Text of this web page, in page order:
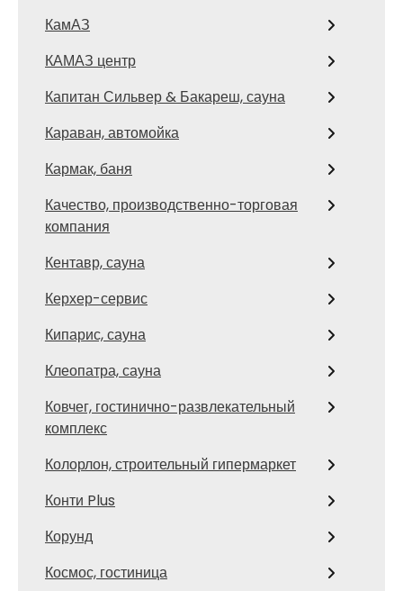
КамАЗ
КАМАЗ центр
Капитан Сильвер & Бакареш, сауна
Караван, автомойка
Кармак, баня
Качество, производственно-торговая
компания
Кентавр, сауна
Керхер-сервис
Кипарис, сауна
Клеопатра, сауна
Ковчег, гостинично-развлекательный
комплекс
Колорлон, строительный гипермаркет
Конти Plus
Корунд
Космос, гостиница